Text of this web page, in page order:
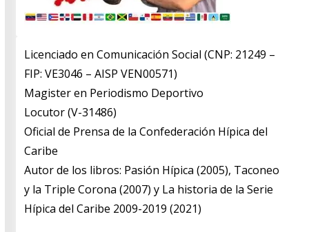
Licenciado en Comunicación Social (CNP: 21249 –
FIP: VE3046 – AISP VEN00571)
​Magister en Periodismo Deportivo
​Locutor (V-31486)
​Oficial de Prensa de la Confederación Hípica del
Caribe
​Autor de los libros: Pasión Hípica (2005), Taconeo
y la Triple Corona (2007) y La historia de la Serie
Hípica del Caribe 2009-2019 (2021)